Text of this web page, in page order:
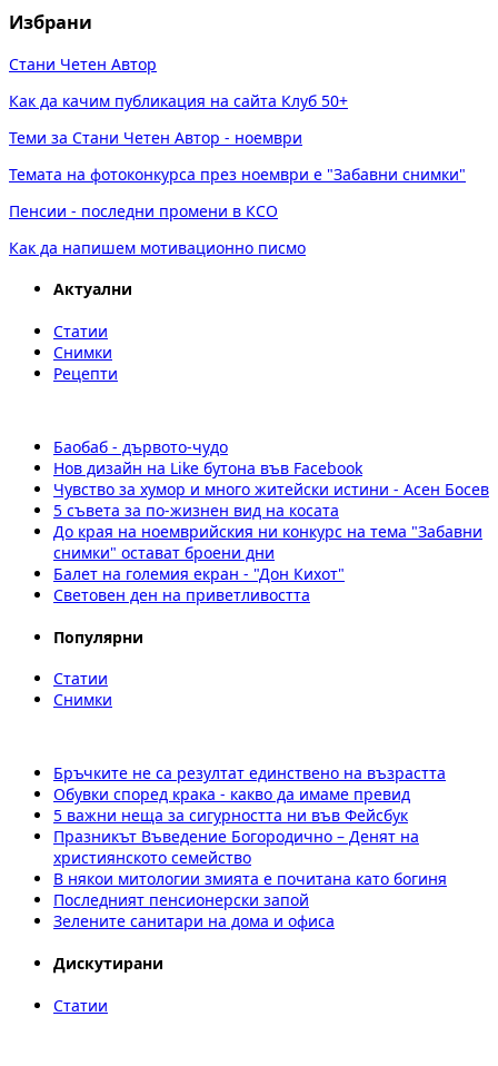
Избрани
Стани Четен Автор
Как да качим публикация на сайта Клуб 50+
Теми за Стани Четен Автор - ноември
Темата на фотоконкурса през ноември е "Забавни снимки"
Пенсии - последни промени в КСО
Как да напишем мотивационно писмо
Актуални
Статии
Снимки
Рецепти
Баобаб - дървото-чудо
Нов дизайн на Like бутона във Facebook
Чувство за хумор и много житейски истини - Асен Босев
5 съвета за по-жизнен вид на косата
До края на ноемврийския ни конкурс на тема "Забавни
снимки" остават броени дни
Балет на големия екран - "Дон Кихот"
Световен ден на приветливостта
Популярни
Статии
Снимки
Бръчките не са резултат единствено на възрастта
Обувки според крака - какво да имаме превид
5 важни неща за сигурността ни във Фейсбук
Празникът Въведение Богородично – Денят на
християнското семейство
В някои митологии змията е почитана като богиня
Последният пенсионерски запой
Зелените санитари на дома и офиса
Дискутирани
Статии